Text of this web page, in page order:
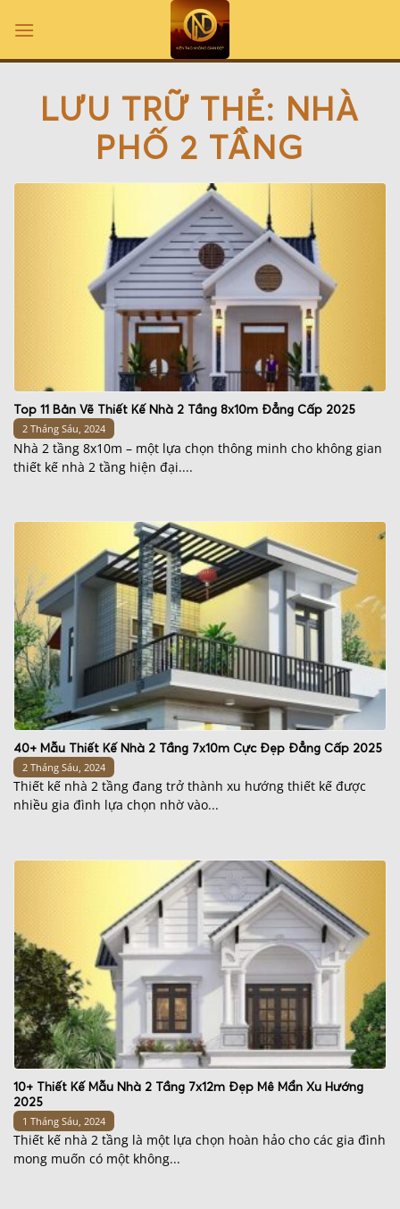
qua
nội
LƯU TRỮ THẺ: NHÀ
PHỐ 2 TẦNG
Top 11 Bản Vẽ Thiết Kế Nhà 2 Tầng 8x10m Đẳng Cấp 2025
2 Tháng Sáu, 2024
Nhà 2 tầng 8x10m – một lựa chọn thông minh cho không gian
thiết kế nhà 2 tầng hiện đại....
40+ Mẫu Thiết Kế Nhà 2 Tầng 7x10m Cực Đẹp Đẳng Cấp 2025
2 Tháng Sáu, 2024
Thiết kế nhà 2 tầng đang trở thành xu hướng thiết kế được
nhiều gia đình lựa chọn nhờ vào...
10+ Thiết Kế Mẫu Nhà 2 Tầng 7x12m Đẹp Mê Mẩn Xu Hướng
2025
1 Tháng Sáu, 2024
Thiết kế nhà 2 tầng là một lựa chọn hoàn hảo cho các gia đình
mong muốn có một không...